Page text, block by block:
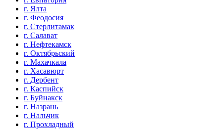
г. Ялта
г. Феодосия
г. Стерлитамак
г. Салават
г. Нефтекамск
г. Октябрьский
г. Махачкала
г. Хасавюрт
г. Дербент
г. Каспийск
г. Буйнакск
г. Назрань
г. Нальчик
г. Прохладный